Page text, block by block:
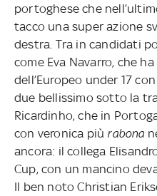
portoghese che
tacco una super azione
destra. Tra in candidati
come Eva Navarro, che
dell’Europeo under 17
due bellissimo sotto la
Ricardinho, che in
con veronica più rabona
ancora: il collega
Cup, con un mancino
Il ben noto Christian